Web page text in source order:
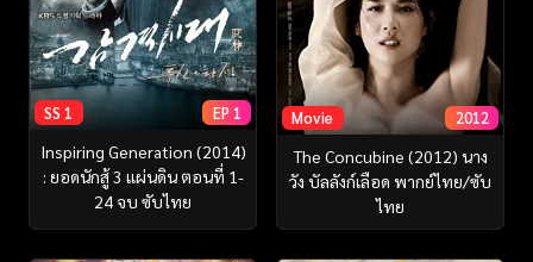
SS 1 EP 1
Inspiring Generation (2014)
: ยอดนักสู้ 3 แผ่นดิน ตอนที่ 1-
24 จบ ซับไทย
Movie 2012
The Concubine (2012) นาง
วัง บัลลังก์เลือด พากย์ไทย/ซับ
ไทย